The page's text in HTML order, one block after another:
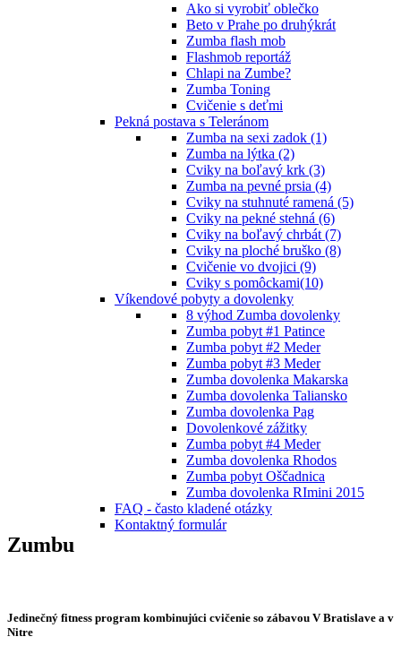
Ako si vyrobiť oblečko
Beto v Prahe po druhýkrát
Zumba flash mob
Flashmob reportáž
Chlapi na Zumbe?
Zumba Toning
Cvičenie s deťmi
Pekná postava s Teleránom
Zumba na sexi zadok (1)
Zumba na lýtka (2)
Cviky na boľavý krk (3)
Zumba na pevné prsia (4)
Cviky na stuhnuté ramená (5)
Cviky na pekné stehná (6)
Cviky na boľavý chrbát (7)
Cviky na ploché bruško (8)
Cvičenie vo dvojici (9)
Cviky s pomôckami(10)
Víkendové pobyty a dovolenky
8 výhod Zumba dovolenky
Zumba pobyt #1 Patince
Zumba pobyt #2 Meder
Zumba pobyt #3 Meder
Zumba dovolenka Makarska
Zumba dovolenka Taliansko
Zumba dovolenka Pag
Dovolenkové zážitky
Zumba pobyt #4 Meder
Zumba dovolenka Rhodos
Zumba pobyt Oščadnica
Zumba dovolenka RImini 2015
FAQ - často kladené otázky
Kontaktný formulár
Zumbu
Jedinečný fitness program kombinujúci cvičenie so zábavou V Bratislave a v
Nitre